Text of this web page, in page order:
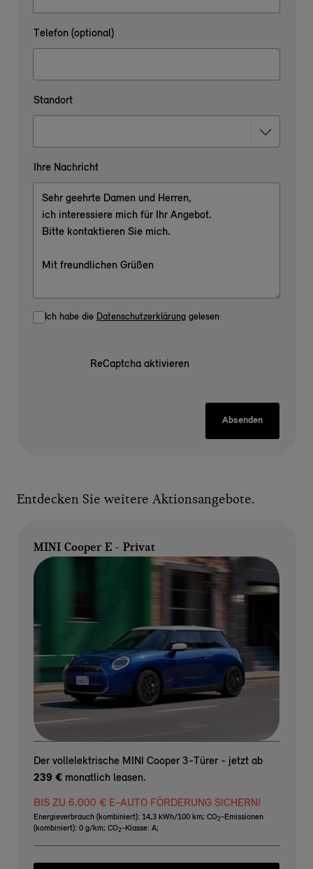
Telefon (optional)
Standort
Ihre Nachricht
Ich habe die Datenschutzerklärung gelesen
ReCaptcha aktivieren
Absenden
Entdecken Sie weitere Aktionsangebote.
MINI Cooper E - Privat
Der vollelektrische MINI Cooper 3-Türer - jetzt ab
239 € monatlich leasen.
BIS ZU 6.000 € E-AUTO FÖRDERUNG SICHERN!
Energieverbrauch (kombiniert): 14,3 kWh/100 km; CO2 -Emissionen
(kombiniert): 0 g/km; CO2 -Klasse: A;